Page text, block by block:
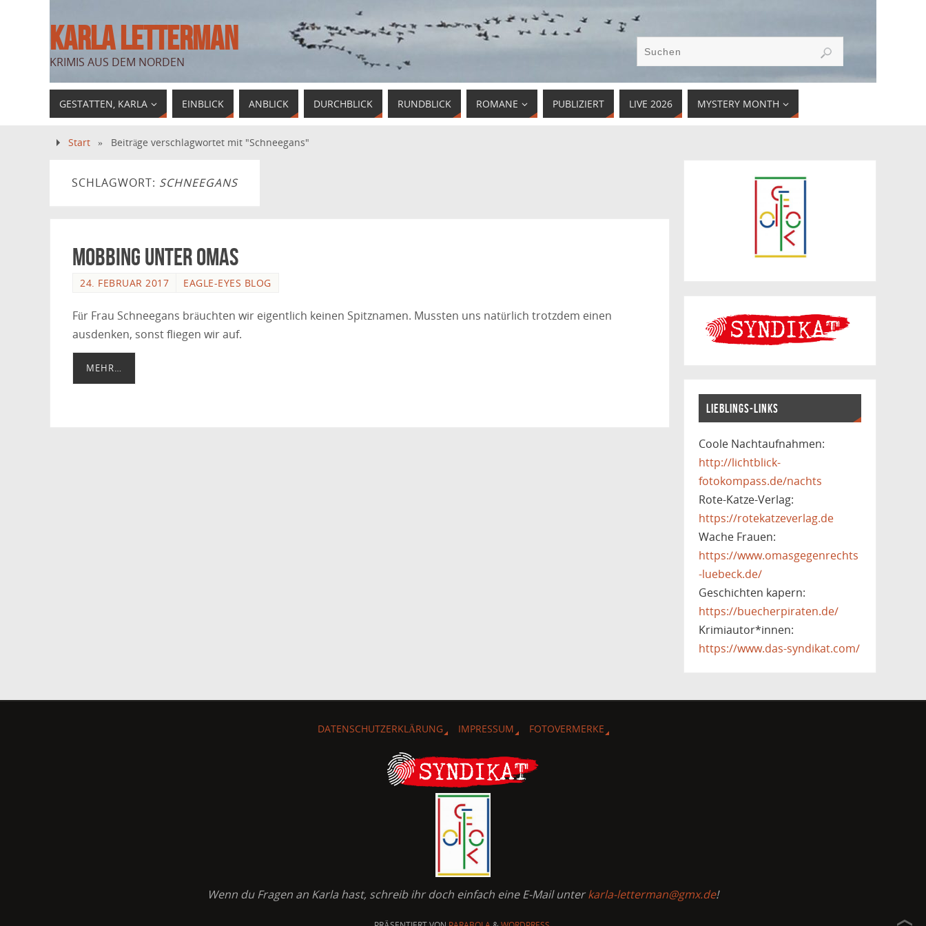
KARLA LETTERMAN
KRIMIS AUS DEM NORDEN
GESTATTEN, KARLA EINBLICK ANBLICK DURCHBLICK RUNDBLICK ROMANE PUBLIZIERT LIVE 2026 MYSTERY MONTH
Start » Beiträge verschlagwortet mit "Schneegans"
SCHLAGWORT: SCHNEEGANS
Mobbing unter Omas
24. FEBRUAR 2017 EAGLE-EYES BLOG
Für Frau Schneegans bräuchten wir eigentlich keinen Spitznamen. Mussten uns natürlich trotzdem einen
ausdenken, sonst fliegen wir auf.
MEHR…
LIEBLINGS-LINKS
Coole Nachtaufnahmen:
http://lichtblick-
fotokompass.de/nachts
Rote-Katze-Verlag:
https://rotekatzeverlag.de
Wache Frauen:
https://www.omasgegenrechts
-luebeck.de/
Geschichten kapern:
https://buecherpiraten.de/
Krimiautor*innen:
https://www.das-syndikat.com/
DATENSCHUTZERKLÄRUNG IMPRESSUM FOTOVERMERKE
Wenn du Fragen an Karla hast, schreib ihr doch einfach eine E-Mail unterkarla-letterman@gmx.de!